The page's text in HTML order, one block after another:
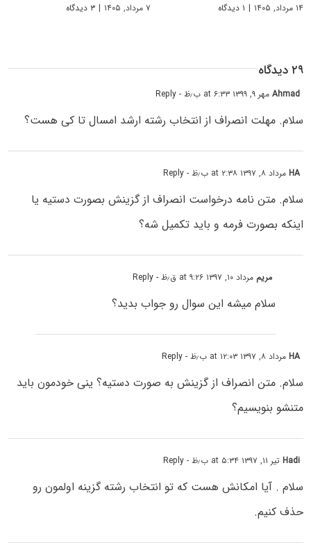
۱۴ مرداد, ۱۴۰۵ | ۱ دیدگاه ۷ مرداد, ۱۴۰۵ | ۳ دیدگاه
۲۹ دیدگاه
Ahmadمهر ۹, ۱۳۹۹ at ۶:۳۳ ب٫ظ - Reply
سلام. مهلت انصراف از انتخاب رشته ارشد امسال تا کی هست؟
HAمرداد ۸, ۱۳۹۷ at ۲:۳۸ ب٫ظ - Reply
سلام. متن نامه درخواست انصراف از گزینش بصورت دستیه یا
اینکه بصورت فرمه و باید تکمیل شه؟
مریم مرداد ۱۰, ۱۳۹۷ at ۹:۲۶ ق٫ظ - Reply
سلام میشه این سوال رو جواب بدید؟
HAمرداد ۸, ۱۳۹۷ at ۱۲:۰۳ ب٫ظ - Reply
سلام. متن انصراف از گزینش به صورت دستیه؟ ینی خودمون باید
متنشو بنویسیم؟
Hadiتیر ۱۱, ۱۳۹۷ at ۵:۳۴ ب٫ظ - Reply
سلام . آیا امکانش هست که تو انتخاب رشته گزینه اولمون رو
حذف کنیم.